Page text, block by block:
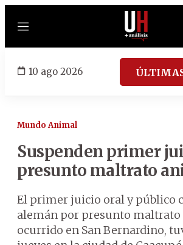
Menú
10 ago 2026
Mundo Animal
Suspenden primer
presunto maltrato
El primer juicio oral y público
alemán por presunto
ocurrido en San Bernardino,